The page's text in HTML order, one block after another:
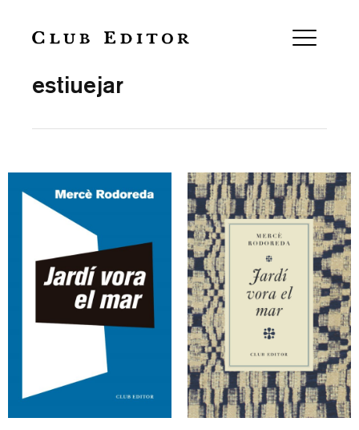
estiuejar